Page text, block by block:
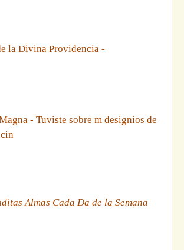
la Divina Providencia -
- Tuviste sobre m designios de
Almas Cada Da de la Semana